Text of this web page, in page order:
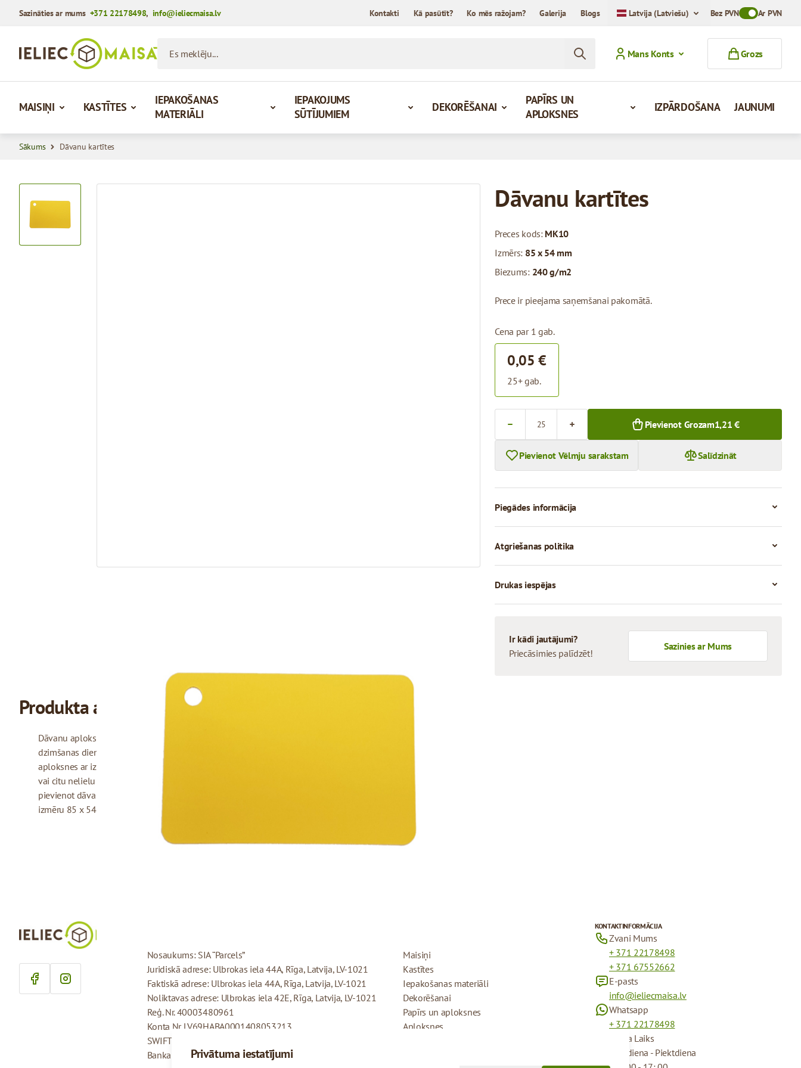
Sazināties ar mums +371 22178498, info@ieliecmaisa.lv Kontakti Kā pasūtīt? Ko mēs ražojam? Galerija Blogs Latvija (Latviešu) Bez PVNToggle VAT
Ar PVN
Mans Konts
Grozs
MAISIŅI KASTĪTES
IEPAKOŠANAS
MATERIĀLI
IEPAKOJUMS
SŪTĪJUMIEM
DEKORĒŠANAI
PAPĪRS UN
APLOKSNES
IZPĀRDOŠANA JAUNUMI
Sākums Dāvanu kartītes
Dāvanu kartītes
Preces kods: MK10
Izmērs: 85 x 54 mm
Biezums: 240 g/m2
Prece ir pieejama saņemšanai pakomātā.
Cena par 1 gab.
0,05 €
25+ gab.
Pievienot Grozam1,21 €
Pievienot Vēlmju sarakstam Salīdzināt
Piegādes informācija
Atgriešanas politika
Drukas iespējas
Ir kādi jautājumi?
Priecāsimies palīdzēt!
Sazinies ar Mums
Produkta apraksts
Dāvanu aploksnes un kartītes bieži izmanto, lai pasniegtu dāvanas vai sveiktu
dzimšanas dienā, kāzās vai citos svētkos. Piedāvājam 10 dažādu krāsu dāvanu
aploksnes ar izmēru 110 x 80 mm. Tās ir piemērotas, lai ievietotu dāvanu karti, naudu
vai citu nelielu dāvanu. Papildus piedāvājam iegādāties dāvanu kartītes, ko var
pievienot dāvanai, lai uzrakstītu sveicienu. Kartītes pieejamas 11 dažādos toņos ar
izmēru 85 x 54 mm.
Privātuma iestatījumi
Nosaukums: SIA “Parcels”
Juridiskā adrese: Ulbrokas iela 44A, Rīga, Latvija, LV-1021
Faktiskā adrese: Ulbrokas iela 44A, Rīga, Latvija, LV-1021
Noliktavas adrese: Ulbrokas iela 42E, Rīga, Latvija, LV-1021
Reģ. Nr. 40003480961
Konta Nr. LV69HABA0001408053213
SWIFT: HABALV22
Banka: AS Swedbank
Maisiņi
Kastītes
Iepakošanas materiāli
Dekorēšanai
Papīrs un aploksnes
Aploksnes
KONTAKTINFORMĀCIJA
Zvani Mums
+ 371 22178498
+ 371 67552662
E-pasts
info@ieliecmaisa.lv
Whatsapp
+ 371 22178498
Darba Laiks
Pirmdiena - Piektdiena